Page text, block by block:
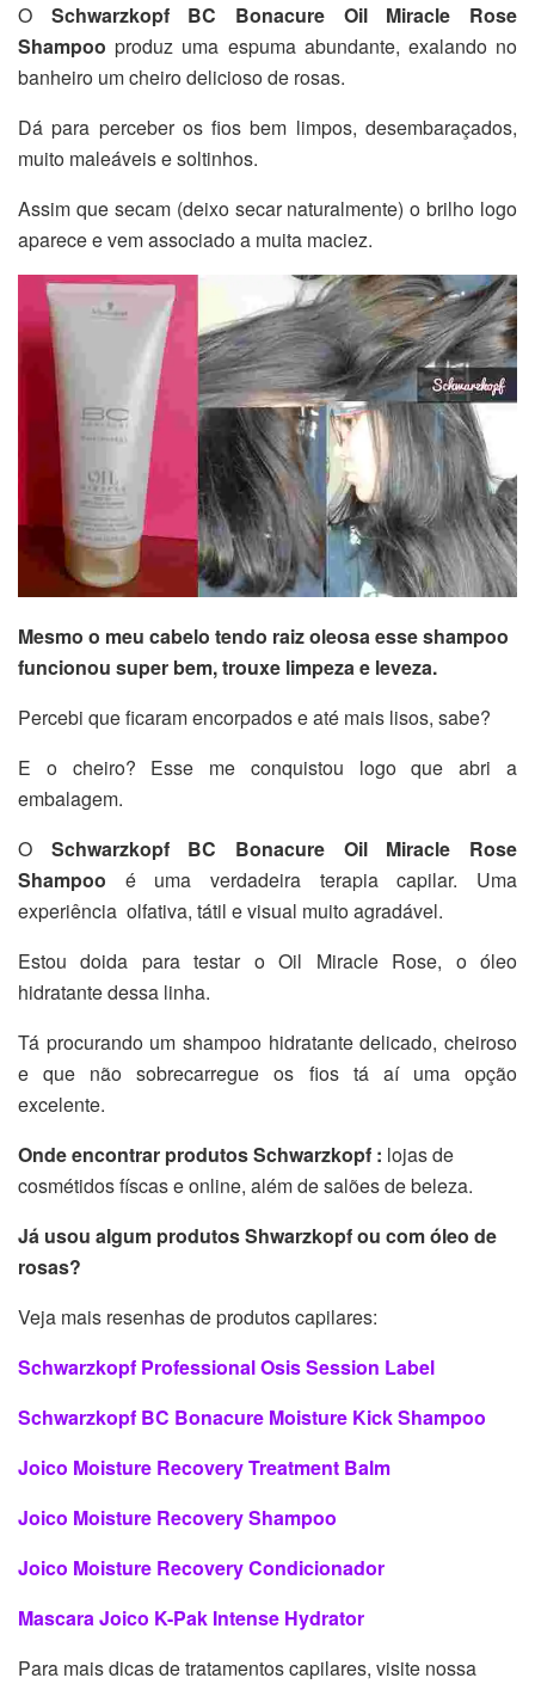
O Schwarzkopf BC Bonacure Oil Miracle Rose
Shampooproduz uma espuma abundante, exalando no
banheiro um cheiro delicioso de rosas.
Dá para perceber os fios bem limpos, desembaraçados,
muito maleáveis e soltinhos.
Assim que secam (deixo secar naturalmente) o brilho logo
aparece e vem associado a muita maciez.
Mesmo o meu cabelo tendo raiz oleosa esse shampoo
funcionou super bem, trouxe limpeza e leveza.
Percebi que ficaram encorpados e até mais lisos, sabe?
E o cheiro? Esse me conquistou logo que abri a
embalagem.
O Schwarzkopf BC Bonacure Oil Miracle Rose
Shampoo é
uma verdadeira terapia capilar. Uma
experiência olfativa, tátil e visual muito agradável.
Estou doida para testar o Oil Miracle Rose, o óleo
hidratante dessa linha.
Tá procurando um shampoo hidratante delicado, cheiroso
e que não sobrecarregue os fios tá aí uma opção
excelente.
Onde encontrar produtos Schwarzkopf : lojas de
cosmétidos físcas e online, além de salões de beleza.
Já usou algum produtos Shwarzkopf ou com óleo de
rosas?
Veja mais resenhas de produtos capilares:
Schwarzkopf Professional Osis Session Label
Schwarzkopf BC Bonacure Moisture Kick Shampoo
Joico Moisture Recovery Treatment Balm
Joico Moisture Recovery Shampoo
Joico Moisture Recovery Condicionador
Mascara Joico K-Pak Intense Hydrator
Para mais dicas de tratamentos capilares, visite nossa